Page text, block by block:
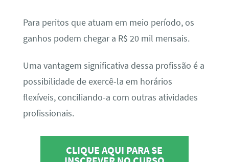
Para peritos que atuam em meio período, os
ganhos podem chegar a R$ 20 mil mensais.
Uma vantagem significativa dessa profissão é a
possibilidade de exercê-la em horários
flexíveis, conciliando-a com outras atividades
profissionais.
CLIQUE AQUI PARA SE